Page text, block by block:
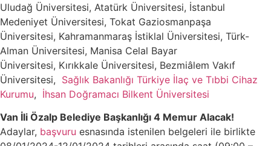
Uludağ Üniversitesi, Atatürk Üniversitesi, İstanbul
Medeniyet Üniversitesi, Tokat Gaziosmanpaşa
Üniversitesi, Kahramanmaraş İstiklal Üniversitesi, Türk-
Alman Üniversitesi, Manisa Celal Bayar
Üniversitesi, Kırıkkale Üniversitesi, Bezmiâlem Vakıf
Üniversitesi, Sağlık Bakanlığı Türkiye İlaç ve Tıbbi Cihaz
Kurumu, İhsan Doğramacı Bilkent Üniversitesi
Van İli Özalp Belediye Başkanlığı 4 Memur Alacak!
Adaylar, başvuru esnasında istenilen belgeleri ile birlikte